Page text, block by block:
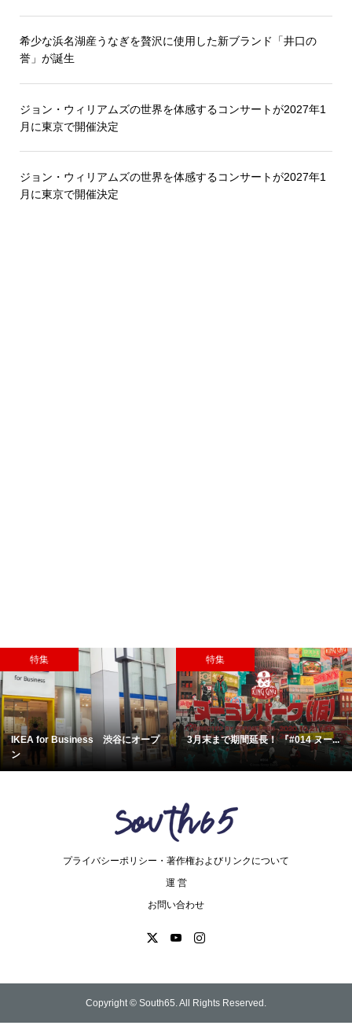
希少な浜名湖産うなぎを贅沢に使用した新ブランド「井口の
誉」が誕生
ジョン・ウィリアムズの世界を体感するコンサートが2027年1
月に東京で開催決定
ジョン・ウィリアムズの世界を体感するコンサートが2027年1
月に東京で開催決定
特集
3月末まで期間延長！ 『#014 ヌー...
特集
＜撮りリポ＞6月13日まで開催
『横...
プライバシーポリシー・著作権およびリンクについて
運 営
お問い合わせ
Copyright © South65. All Rights Reserved.